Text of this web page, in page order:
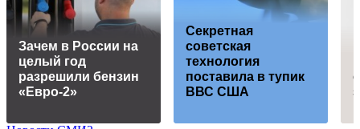
Зачем в России на
целый год
разрешили бензин
«Евро-2»
Секретная
советская
технология
поставила в тупик
ВВС США